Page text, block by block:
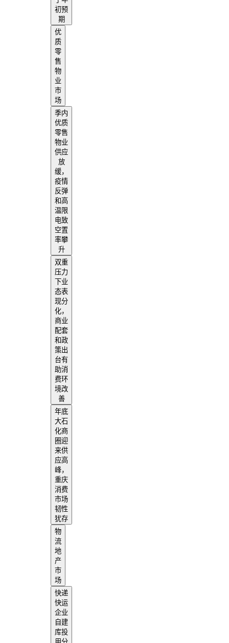
初预
期
优
质
零
售
物
业
市
场
季内
优质
零售
物业
供应
放
缓，
疫情
反弹
和高
温限
电致
空置
率攀
升
双重
压力
下业
态表
现分
化，
商业
配套
和政
策出
台有
助消
费环
境改
善
年底
大石
化商
圈迎
来供
应高
峰，
重庆
消费
市场
韧性
犹存
物
流
地
产
市
场
快递
快运
企业
自建
库投